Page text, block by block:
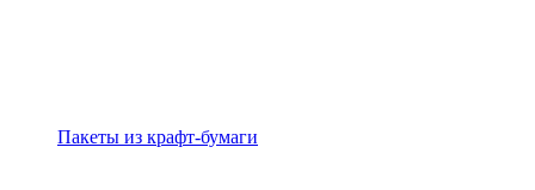
Пакеты из крафт-бумаги